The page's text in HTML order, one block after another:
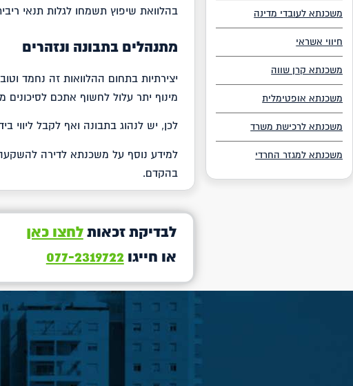
משכנתא לעובדי מדינה
חיווי אשראי
משכנתא קרן שווה
משכנתא אופטימלית
משכנתא לרכישת משרד
משכנתא למגזר החרדי
בהלוואת שיפוץ תשמחו לגלות תנאי
מתנהלים בתבונה ונזהרים
יצירתיות בתחום ההלוואות זה נחמד
מינוף יתר עלול לחשוף אתכם לסיכונים
לכן, יש לנהוג בתבונה ואף לקבל ליווי
בהקדם.
לבדיקת זכאותלחצו כאן
או חייגו 077-2319722